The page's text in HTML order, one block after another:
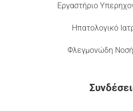
Εργαστήριο
Ηπατολογικό
Φλεγμονώδη